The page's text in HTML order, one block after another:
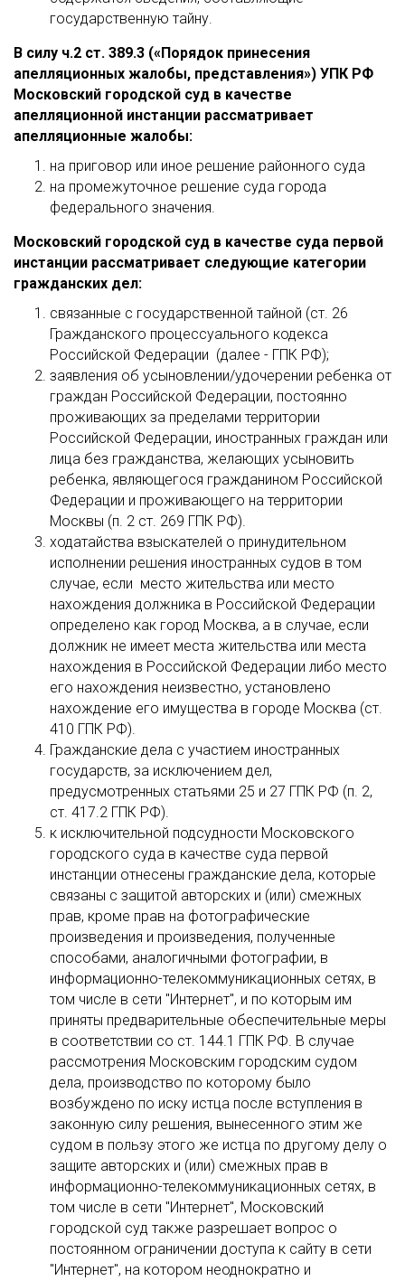
государственную тайну.
В силу ч.2 ст. 389.3 («Порядок принесения
апелляционных жалобы, представления») УПК РФ
Московский городской суд в качестве
апелляционной инстанции рассматривает
апелляционные жалобы:
на приговор или иное решение районного суда
на промежуточное решение суда города
федерального значения.
Московский городской суд в качестве суда первой
инстанции рассматривает следующие категории
гражданских дел:
связанные с государственной тайной (ст. 26
Гражданского процессуального кодекса
Российской Федерации (далее - ГПК РФ);
заявления об усыновлении/удочерении ребенка от
граждан Российской Федерации, постоянно
проживающих за пределами территории
Российской Федерации, иностранных граждан или
лица без гражданства, желающих усыновить
ребенка, являющегося гражданином Российской
Федерации и проживающего на территории
Москвы (п. 2 ст. 269 ГПК РФ).
ходатайства взыскателей о принудительном
исполнении решения иностранных судов в том
случае, если место жительства или место
нахождения должника в Российской Федерации
определено как город Москва, а в случае, если
должник не имеет места жительства или места
нахождения в Российской Федерации либо место
его нахождения неизвестно, установлено
нахождение его имущества в городе Москва (ст.
410 ГПК РФ).
Гражданские дела с участием иностранных
государств, за исключением дел,
предусмотренных статьями 25 и 27 ГПК РФ (п. 2,
ст. 417.2 ГПК РФ).
к исключительной подсудности Московского
городского суда в качестве суда первой
инстанции отнесены гражданские дела, которые
связаны с защитой авторских и (или) смежных
прав, кроме прав на фотографические
произведения и произведения, полученные
способами, аналогичными фотографии, в
информационно-телекоммуникационных сетях, в
том числе в сети "Интернет", и по которым им
приняты предварительные обеспечительные меры
в соответствии со ст. 144.1 ГПК РФ. В случае
рассмотрения Московским городским судом
дела, производство по которому было
возбуждено по иску истца после вступления в
законную силу решения, вынесенного этим же
судом в пользу этого же истца по другому делу о
защите авторских и (или) смежных прав в
информационно-телекоммуникационных сетях, в
том числе в сети "Интернет", Московский
городской суд также разрешает вопрос о
постоянном ограничении доступа к сайту в сети
"Интернет", на котором неоднократно и